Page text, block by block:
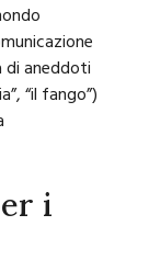
aneddoti
“il fango”)
i